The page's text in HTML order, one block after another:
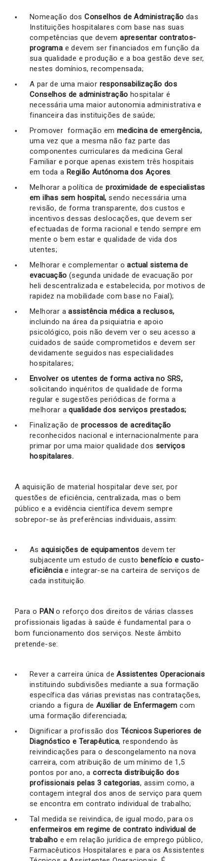
Nomeação dosConselhos de Administraçãodas
Instituições hospitalares com base nas suas
competências que devemapresentar contratos-
programa e devem ser financiados em função da
sua qualidade e produção e a boa gestão deve ser,
nestes domínios, recompensada;
A par de uma maior responsabilização dos
Conselhos de administração hospitalar é
necessária uma maior autonomia administrativa e
financeira das instituições de saúde;
Promover formação em medicina de emergência,
uma vez que a mesma não faz parte das
componentes curriculares da medicina Geral
Familiar e porque apenas existem três hospitais
em toda a Região Autónoma dos Açores
Melhorar a política deproximidade de especialistas
em ilhas sem hospital, sendo necessária uma
revisão, de forma transparente, dos custos e
incentivos dessas deslocações, que devem ser
efectuadas de forma racional e tendo sempre em
mente o bem estar e qualidade de vida dos
utentes;
Melhorar e complementar oactual sistema de
evacuação (segunda unidade de evacuação por
heli descentralizada e estabelecida, por motivos de
rapidez na mobilidade com base no Faial);
Melhorar aassistência médica a reclusos,
incluindo na área da psiquiatria e apoio
psicológico, pois não devem ver o seu acesso a
cuidados de saúde comprometidos e devem ser
devidamente seguidos nas especialidades
hospitalares;
Envolver os utentes de forma activa no SRS,
solicitando inquéritos de qualidade de forma
regular e sugestões periódicas de forma a
melhorar aqualidade dos serviços prestados;
Finalização de processos de acreditação
reconhecidos nacional e internacionalmente para
primar por uma maior qualidade dos serviços
hospitalares.
A aquisição de material hospitalar deve ser, por
questões de eficiência, centralizada, mas o bem
público e a evidência científica devem sempre
sobrepor-se às preferências individuais, assim:
Asaquisições de equipamentos devem ter
subjacente um estudo de custo benefício e custo-
eficiência e integrar-se na carteira de serviços de
cada instituição.
Para o PAN o reforço dos direitos de várias classes
profissionais ligadas à saúde é fundamental para o
bom funcionamento dos serviços. Neste âmbito
pretende-se:
Rever a carreira única deAssistentes Operacionais
instituindo subdivisões mediante a sua formação
específica das várias previstas nas contratações,
criando a figura de Auxiliar de Enfermagemcom
uma formação diferenciada;
Dignificar a profissão dos Técnicos Superiores de
Diagnóstico e Terapêutica, respondendo às
reivindicações para o descongelamento na nova
carreira, com atribuição de um mínimo de 1,5
pontos por ano, acorrecta distribuição dos
profissionais pelas 3 categorias, assim como, a
contagem integral dos anos de serviço para quem
se encontra em contrato individual de trabalho;
Tal medida se reivindica, de igual modo, para os
enfermeiros em regime de contrato individual de
trabalho e em relação jurídica de emprego público,
Farmacêuticos Hospitalares e para os Assistentes